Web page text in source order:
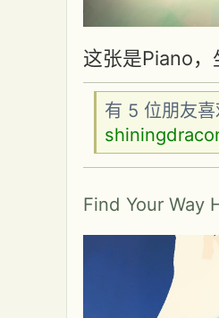
这张是Piano
有 5 位朋友
Find Your Way